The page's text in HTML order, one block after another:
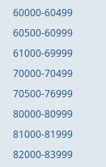
60000-60499
60500-60999
61000-69999
70000-70499
70500-76999
80000-80999
81000-81999
82000-83999